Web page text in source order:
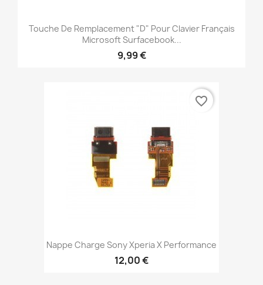
Touche De Remplacement "D" Pour Clavier Français
Microsoft Surfacebook...
9,99 €
Nappe Charge Sony Xperia X Performance
12,00 €
favorite_border